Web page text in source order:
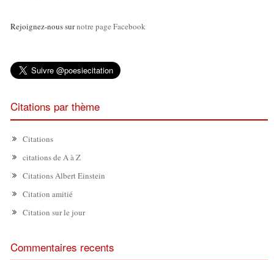
Rejoignez-nous surnotre page Facebook
Citations par thème
Citations
citations de A à Z
Citations Albert Einstein
Citation amitié
Citation sur le jour
Commentaires recents